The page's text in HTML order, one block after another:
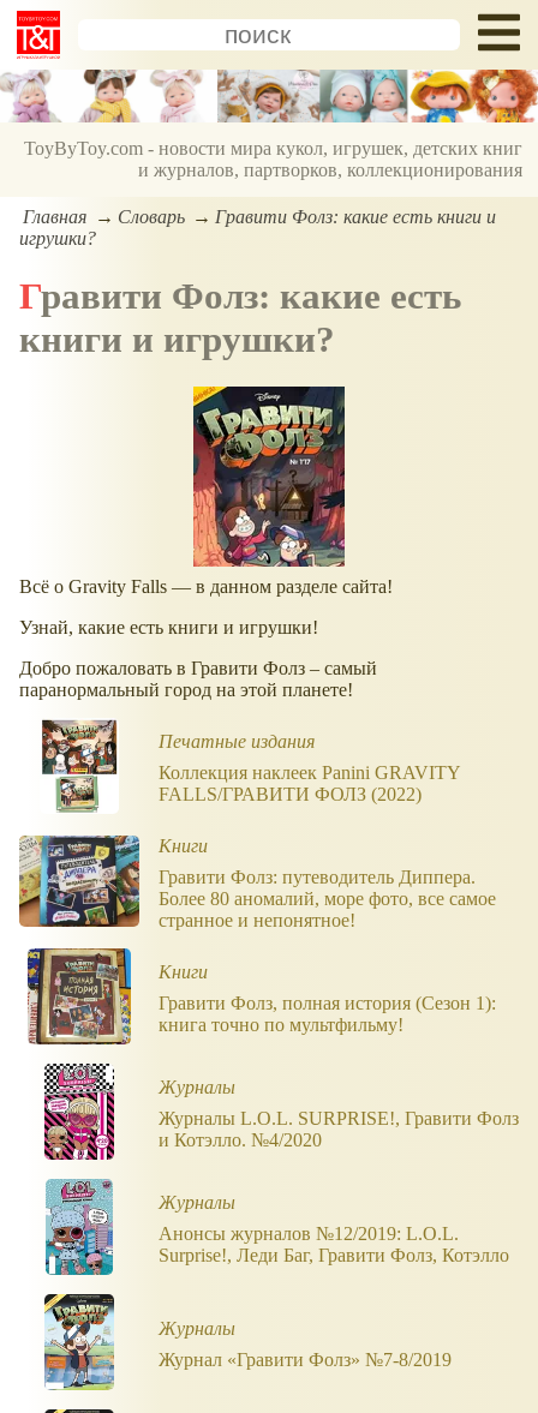
ToyByToy.com - новости мира кукол, игрушек, детских книг
и журналов, партворков, коллекционирования
Главная Словарь
Гравити Фолз: какие есть книги и
игрушки?
Гравити Фолз: какие есть
книги и игрушки?
Всё о Gravity Falls — в данном разделе сайта!
Узнай, какие есть книги и игрушки!
Добро пожаловать в Гравити Фолз – самый
паранормальный город на этой планете!
Печатные издания
Коллекция наклеек Panini GRAVITY
FALLS/ГРАВИТИ ФОЛЗ (2022)
Книги
Гравити Фолз: путеводитель Диппера.
Более 80 аномалий, море фото, все самое
странное и непонятное!
Книги
Гравити Фолз, полная история (Сезон 1):
книга точно по мультфильму!
Журналы
Журналы L.O.L. SURPRISE!, Гравити Фолз
и Котэлло. №4/2020
Журналы
Анонсы журналов №12/2019: L.O.L.
Surprise!, Леди Баг, Гравити Фолз, Котэлло
Журналы
Журнал «Гравити Фолз» №7-8/2019